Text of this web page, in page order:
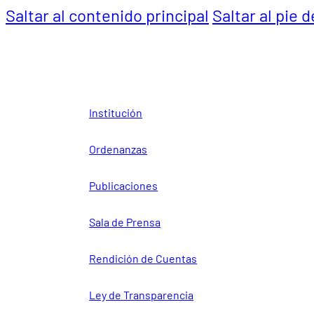
Saltar al contenido principal Saltar al pie
Institución
Ordenanzas
Publicaciones
Sala de Prensa
Rendición de Cuentas
Ley de Transparencia